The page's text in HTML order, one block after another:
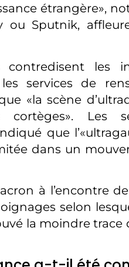
étrangère»,
ou Sputnik,
les
services de
«la scène
Les
que
dans un
à l’encontre
selon
la moindre trace